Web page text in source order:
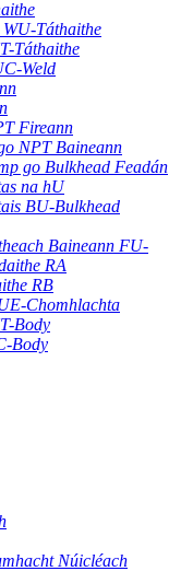
Táthaithe
Táthaithe
Weld
Fireann
NPT Baineann
go Bulkhead Feadán
na hU
BU-Bulkhead
Baineann FU-
RA
RB
Chomhlachta
Body
Body
Núicléach